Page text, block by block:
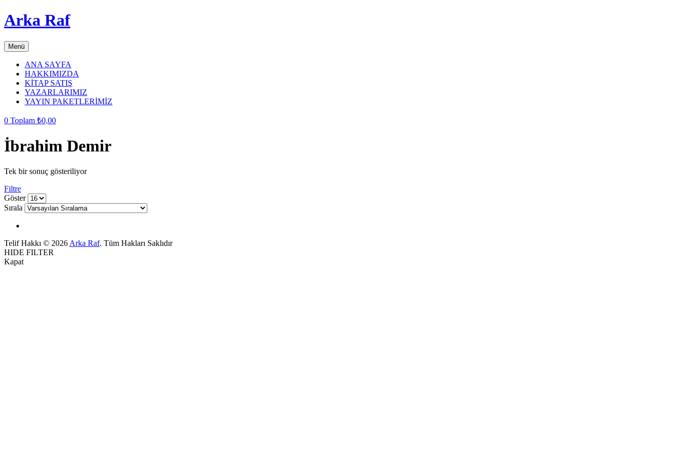
Arka Raf
Menü
ANA SAYFA
HAKKIMIZDA
KİTAP SATIŞ
YAZARLARIMIZ
YAYIN PAKETLERİMİZ
0 Toplam ₺0,00
İbrahim Demir
Tek bir sonuç gösteriliyor
Filtre
grid
button
list
button
Göster
Sırala
Telif Hakkı © 2026 Arka Raf. Tüm Hakları Saklıdır
HIDE FILTER
Kapat